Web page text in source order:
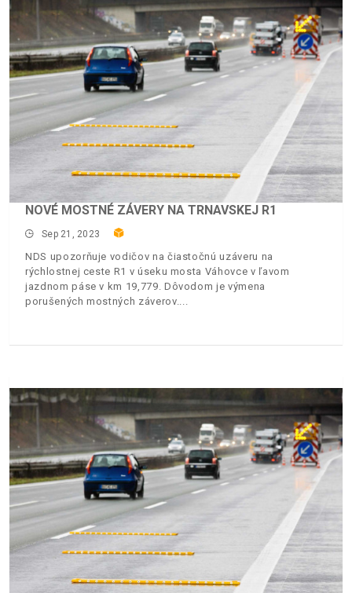
NOVÉ MOSTNÉ ZÁVERY NA TRNAVSKEJ R1
Sep 21, 2023
NDS upozorňuje vodičov na čiastočnú uzáveru na
rýchlostnej ceste R1 v úseku mosta Váhovce v ľavom
jazdnom páse v km 19,779. Dôvodom je výmena
porušených mostných záverov.